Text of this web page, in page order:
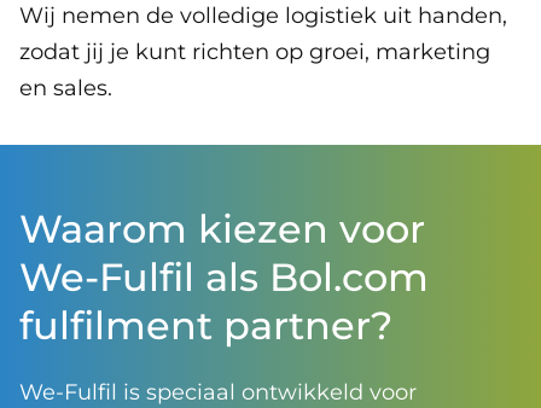
Wij nemen de volledige logistiek uit handen,
zodat jij je kunt richten op groei, marketing
en sales.
Waarom kiezen voor
We-Fulfil als Bol.com
fulfilment partner?
We-Fulfil is speciaal ontwikkeld voor